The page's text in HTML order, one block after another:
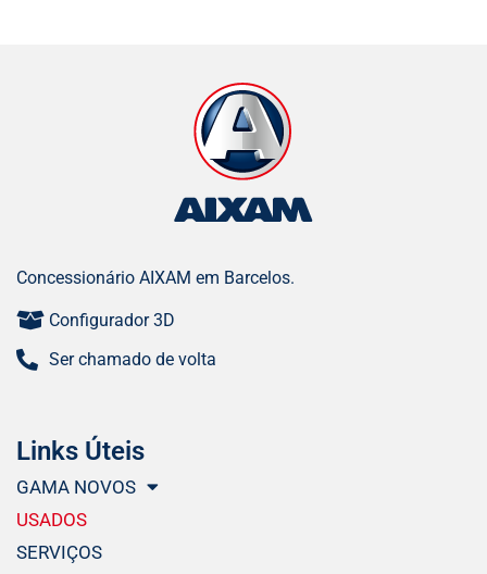
Concessionário AIXAM em Barcelos.
Configurador 3D
Ser chamado de volta
Links Úteis
GAMA NOVOS
USADOS
SERVIÇOS